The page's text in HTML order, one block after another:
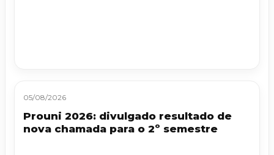
05/08/2026
Prouni 2026: divulgado resultado de
nova chamada para o 2º semestre